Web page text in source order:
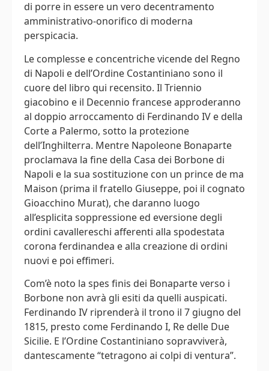
di porre in essere un vero decentramento
amministrativo-onorifico di moderna
perspicacia.
Le complesse e concentriche vicende del Regno
di Napoli e dell’Ordine Costantiniano sono il
cuore del libro qui recensito. Il Triennio
giacobino e il Decennio francese approderanno
al doppio arroccamento di Ferdinando IV e della
Corte a Palermo, sotto la protezione
dell’Inghilterra. Mentre Napoleone Bonaparte
proclamava la fine della Casa dei Borbone di
Napoli e la sua sostituzione con un prince de ma
Maison (prima il fratello Giuseppe, poi il cognato
Gioacchino Murat), che daranno luogo
all’esplicita soppressione ed eversione degli
ordini cavallereschi afferenti alla spodestata
corona ferdinandea e alla creazione di ordini
nuovi e poi effimeri.
Com’è noto la spes finis dei Bonaparte verso i
Borbone non avrà gli esiti da quelli auspicati.
Ferdinando IV riprenderà il trono il 7 giugno del
1815, presto come Ferdinando I, Re delle Due
Sicilie. E l’Ordine Costantiniano sopravviverà,
dantescamente “tetragono ai colpi di ventura”.